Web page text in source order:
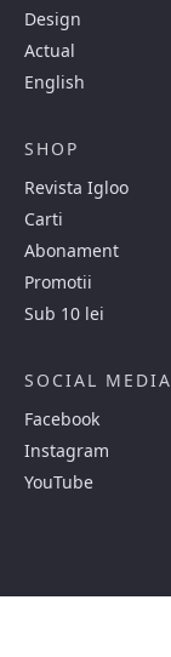
Design
Actual
English
SHOP
Revista Igloo
Carti
Abonament
Promotii
Sub 10 lei
SOCIAL MEDIA
Facebook
Instagram
YouTube